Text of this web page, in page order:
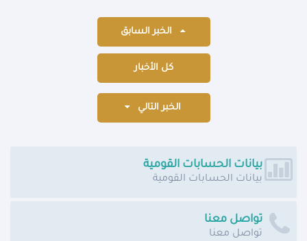
الخبر السابق
كل الأخبار
الخبر التالي
بيانات الحسابات القومية
بيانات الحسابات القومية
تواصل معنا
تواصل معنا